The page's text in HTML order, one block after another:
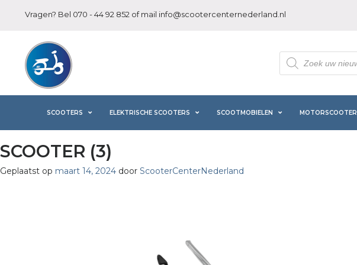
Vragen? Bel 070 - 44 92 852 of mail info@scootercenternederland.nl
Producten
zoeken
SCOOTERS ELEKTRISCHE SCOOTERS SCOOTMOBIELEN MOTORSCOOTER
SCOOTER (3)
Geplaatst op maart 14, 2024 door ScooterCenterNederland